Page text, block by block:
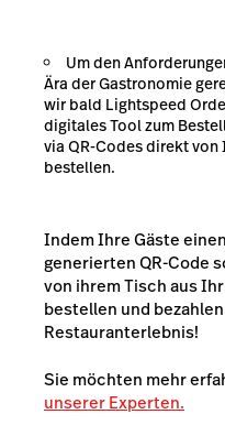
Um den
Ära der Gastronomie
wir bald Lightspeed
digitales Tool zum
via QR-Codes direkt
bestellen.
Indem Ihre Gäste
generierten QR-Code
von ihrem Tisch aus
bestellen und
Restauranterlebnis!
Sie möchten mehr
unserer Experten.